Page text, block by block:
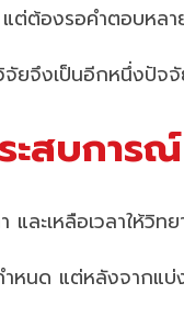
ต้องรอคำตอบหลา
จัยจึงเป็นอีกหนึ่งปั
สบการ
และเหลือเวลาให้วิ
หนด แต่หลังจากแ